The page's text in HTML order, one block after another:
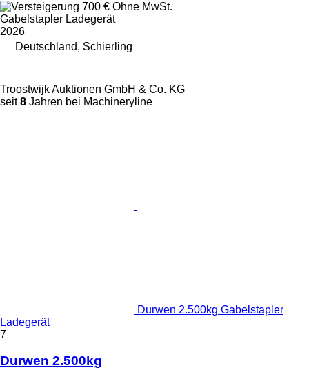
700 € Ohne MwSt.
Gabelstapler Ladegerät
2026
Deutschland, Schierling
Troostwijk Auktionen GmbH & Co. KG
seit8 Jahren bei Machineryline
Durwen 2.500kg Gabelstapler
Ladegerät
7
Durwen 2.500kg